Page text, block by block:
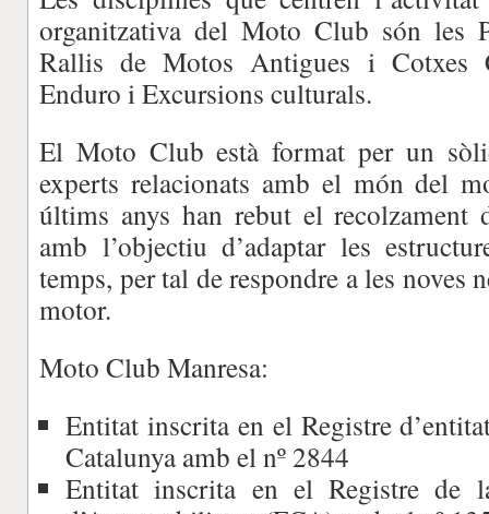
organitzativa del Moto Club són les
Rallis de Motos Antigues i Cotxes
Enduro i Excursions culturals.
El Moto Club està format per un
experts relacionats amb el món del
últims anys han rebut el recolzament
amb l’objectiu d’adaptar les
temps, per tal de respondre a les noves
motor.
Moto Club Manresa:
Entitat inscrita en el Registre
Catalunya amb el nº 2844
Entitat inscrita en el Registre de